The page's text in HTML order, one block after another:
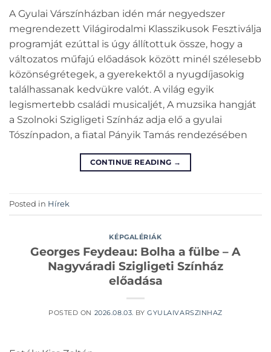
A Gyulai Várszínházban idén már negyedszer
megrendezett Világirodalmi Klasszikusok Fesztiválja
programját ezúttal is úgy állítottuk össze, hogy a
változatos műfajú előadások között minél szélesebb
közönségrétegek, a gyerekektől a nyugdíjasokig
találhassanak kedvükre valót. A világ egyik
legismertebb családi musicaljét, A muzsika hangját
a Szolnoki Szigligeti Színház adja elő a gyulai
Tószínpadon, a fiatal Pányik Tamás rendezésében
CONTINUE READING →
Posted in Hírek
KÉPGALÉRIÁK
Georges Feydeau: Bolha a fülbe – A
Nagyváradi Szigligeti Színház
előadása
POSTED ON 2026.08.03. BYGYULAIVARSZINHAZ